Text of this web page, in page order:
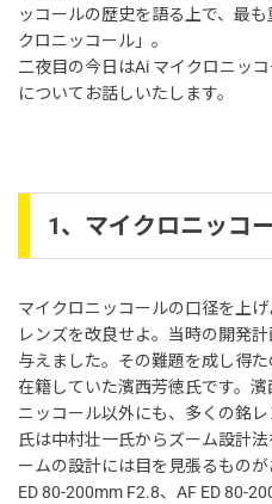
ッコールの歴史を語る上で、最
クロニッコール」。
二夜目の今日はAi マイクロニッ
についてお話しいたします。
1、マイクロニッコ
マイクロニッコールの口径を上
レンズを改良せよ。当時の開発
与えました。その難題を成し得
在籍していた濱西芳徳氏です。
ニッコール以外にも、多くの銘
氏は中村壮一氏からズーム設計
ームの設計には目を見張るものが
ED 80-200mm F2.8、AF ED 80-